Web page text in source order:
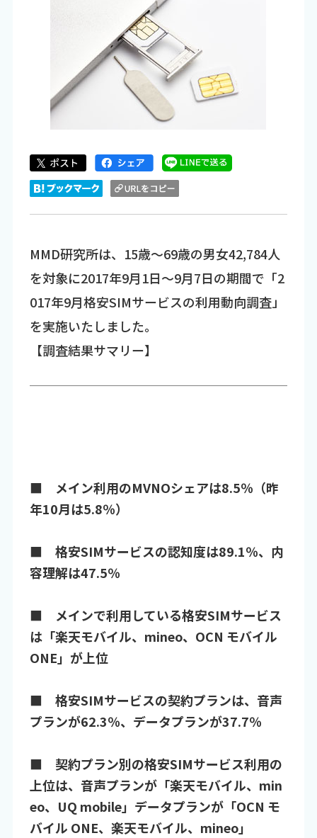
MMD研究所は、15歳～69歳の男女42,784人
を対象に2017年9月1日～9月7日の期間で「2
017年9月格安SIMサービスの利用動向調査」
を実施いたしました。
【調査結果サマリー】
■ メイン利用のMVNOシェアは8.5％（昨
年10月は5.8％）
■ 格安SIMサービスの認知度は89.1％、内
容理解は47.5％
■ メインで利用している格安SIMサービス
は「楽天モバイル、mineo、OCN モバイル
ONE」が上位
■ 格安SIMサービスの契約プランは、音声
プランが62.3％、データプランが37.7％
■ 契約プラン別の格安SIMサービス利用の
上位は、音声プランが「楽天モバイル、min
eo、UQ mobile」データプランが「OCN モ
バイル ONE、楽天モバイル、mineo」